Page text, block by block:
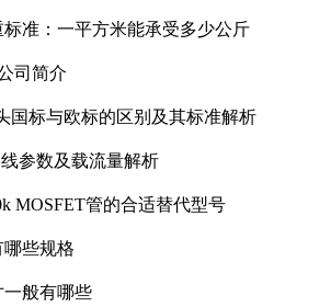
准：一平方米能承受多少公斤
司简介
国标与欧标的区别及其标准解析
线参数及载流量解析
MOSFET管的合适替代型号
些规格
般有哪些